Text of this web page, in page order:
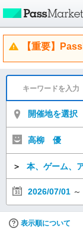
【重要】
開催地を選択
高柳 優
＞ 本、ゲーム、
2026/07/01 ～
表示順について